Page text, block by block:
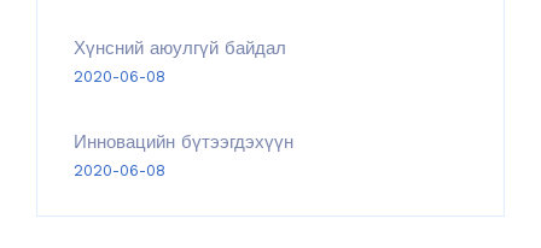
Хүнсний аюулгүй байдал
2020-06-08
Инновацийн бүтээгдэхүүн
2020-06-08